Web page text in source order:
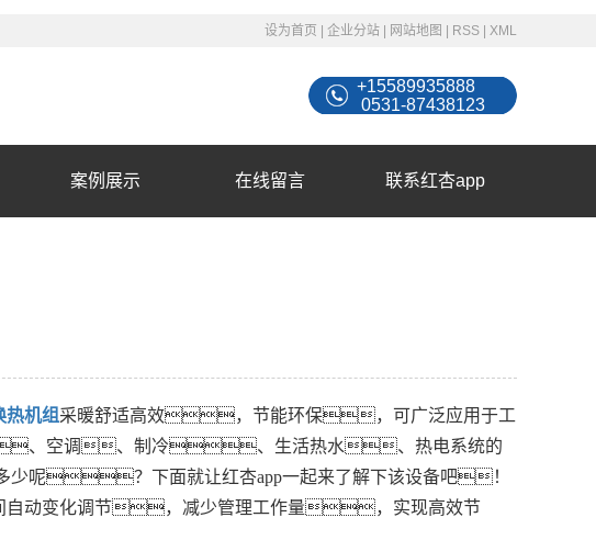
设为首页
企业分站 网站地图 RSS XML
+15589935888
0531-87438123
案例展示 在线留言 联系红杏app
热机组 采暖舒适高效，节能环保，可广泛应用于工
、空调、制冷、生活热水、热电系统的
少呢？下面就让红杏app一起来了解下该设备吧！
间自动变化调节，减少管理工作量，实现高效节